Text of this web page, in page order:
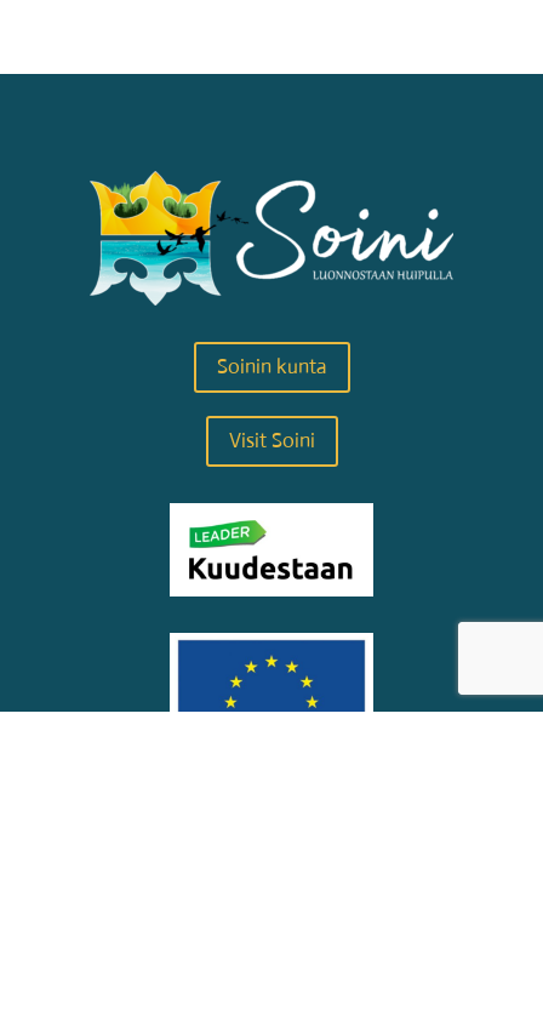
Soinin kunta
Visit Soini